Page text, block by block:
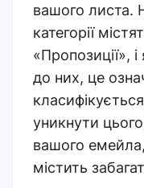
вашого листа.
категорії
«Пропозиції»,
до них, це
уникнути
вашого
містить